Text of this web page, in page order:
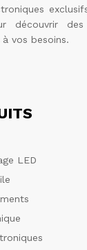
découvrir des
vos besoins.
LED